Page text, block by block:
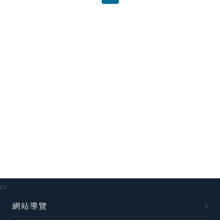
:::
網站導覽